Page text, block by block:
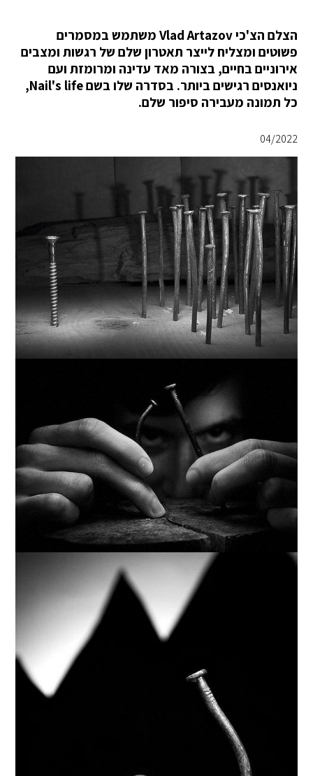
הצלם הצ'כי Vlad Artazov משתמש במסמרים
פשוטים ומצליח לייצר תאטרון שלם של רגשות ומצבים
אירוניים בחיים, בצורה מאד עדינה ומרומזת ועם
ניואנסים רגישים ביותר. בסדרה שלו בשם Nail's life,
כל תמונה מעבירה סיפור שלם.
04/2022